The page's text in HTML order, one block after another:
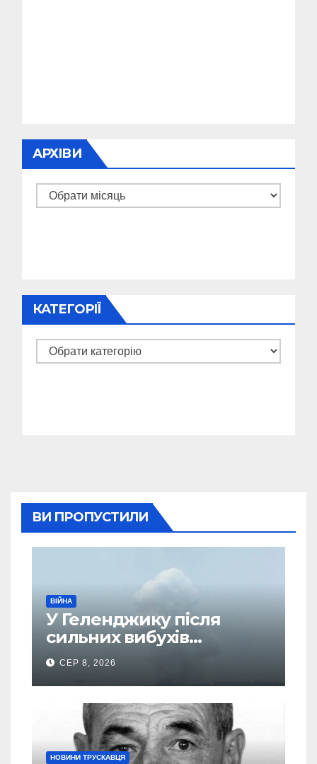
АРХІВИ
Архіви
КАТЕГОРІЇ
Категорії
ВИ ПРОПУСТИЛИ
ВІЙНА
У Геленджику після
сильних вибухів
почалася масова
евакуація
СЕР 8, 2026
НОВИНИ ТРУСКАВЦЯ